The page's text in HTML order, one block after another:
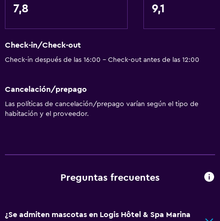
7,8 9,1
Check-in/Check-out
Check-in después de las 16:00 - Check-out antes de las 12:00
Cancelación/prepago
Las políticas de cancelación/prepago varían según el tipo de
habitación y el proveedor.
Preguntas frecuentes
¿Se admiten mascotas en Logis Hôtel & Spa Marina